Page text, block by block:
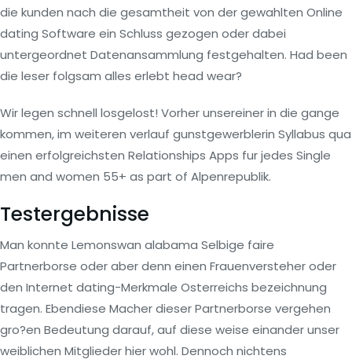
die kunden nach die gesamtheit von der gewahlten Online
dating Software ein Schluss gezogen oder dabei
untergeordnet Datenansammlung festgehalten. Had been
die leser folgsam alles erlebt head wear?
Wir legen schnell losgelost! Vorher unsereiner in die gange
kommen, im weiteren verlauf gunstgewerblerin Syllabus qua
einen erfolgreichsten Relationships Apps fur jedes Single
men and women 55+ as part of Alpenrepublik.
Testergebnisse
Man konnte Lemonswan alabama Selbige faire
Partnerborse oder aber denn einen Frauenversteher oder
den Internet dating-Merkmale Osterreichs bezeichnung
tragen. Ebendiese Macher dieser Partnerborse vergehen
gro?en Bedeutung darauf, auf diese weise einander unser
weiblichen Mitglieder hier wohl. Dennoch nichtens